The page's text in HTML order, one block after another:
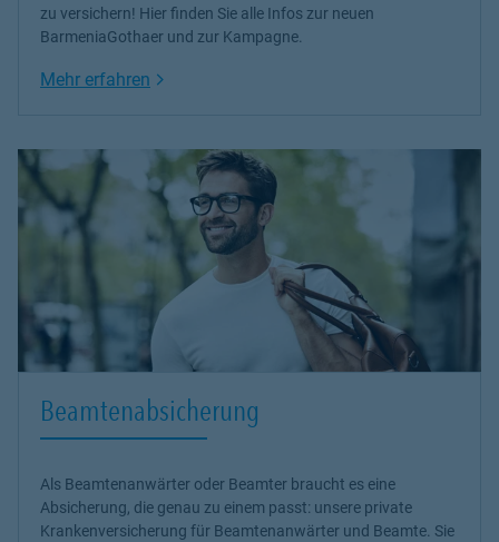
zu versichern! Hier finden Sie alle Infos zur neuen
BarmeniaGothaer und zur Kampagne.
Mehr erfahren Link Opens in New Tab
Beamtenabsicherung
Als Beamtenanwärter oder Beamter braucht es eine
Absicherung, die genau zu einem passt: unsere private
Krankenversicherung für Beamtenanwärter und Beamte. Sie